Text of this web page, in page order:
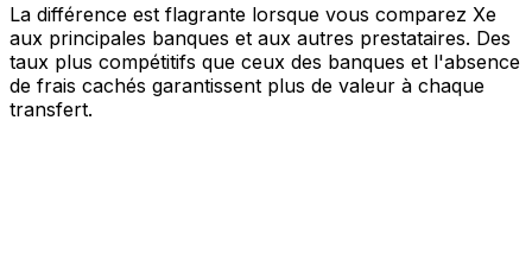
La différence est flagrante lorsque vous comparez Xe
aux principales banques et aux autres prestataires. Des
taux plus compétitifs que ceux des banques et l'absence
de frais cachés garantissent plus de valeur à chaque
transfert.